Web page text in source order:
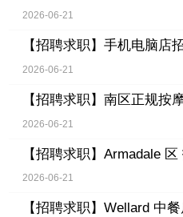
2026-06-21
【招聘求职】 手机电脑店
2026-06-21
【招聘求职】 南区正规按
2026-06-21
【招聘求职】 Armadale 区
2026-06-21
【招聘求职】 Wellard 中